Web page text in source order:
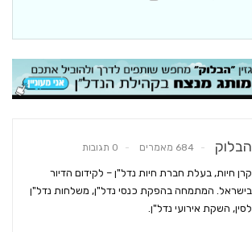
הבלוק 684 מאמרים 0 תגובות
קרן חיות, בעלת חברת חיות נדל"ן – לקידום הדיור
בישראל. המתמחה בהפקת כנסי נדל"ן, משלחות נדל"ן
לסין, השקת אירועי נדל"ן.